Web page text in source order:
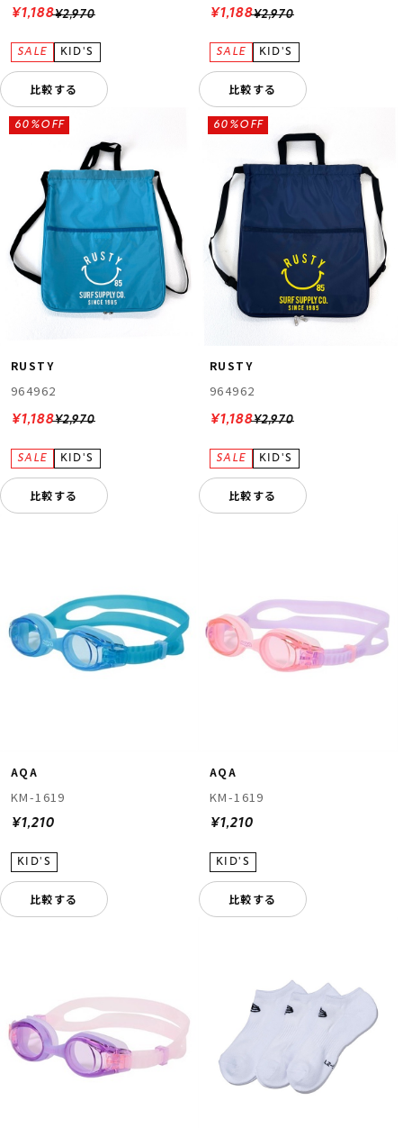
¥2,970
¥1,188
比較する
¥2,970
¥1,188
比較する
RUSTY
964962
¥2,970
60%OFF
¥1,188
比較する
RUSTY
964962
¥2,970
60%OFF
¥1,188
比較する
AQA
KM-1619
¥1,210
比較する
AQA
KM-1619
¥1,210
比較する